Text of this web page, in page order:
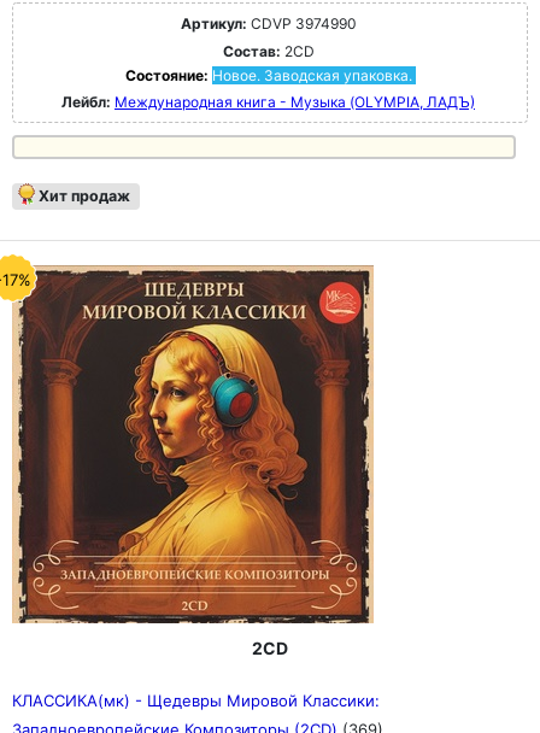
Артикул: CDVP 3974990
Состав: 2CD
Состояние: Новое. Заводская упаковка.
Лейбл: Международная книга - Музыка (OLYMPIA, ЛАДЪ)
Хит продаж
2CD
КЛАССИКА(мк) - Щедевры Мировой Классики: